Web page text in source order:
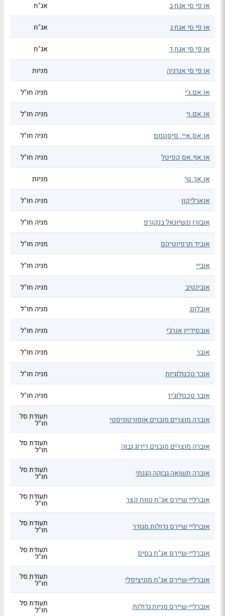
או פי סי אגח ב אג"ח
או פי סי אגח ג אג"ח
או פי סי אגח ד אג"ח
או פי סי אנרגיה מניות
או.אם.ג'י מניה חו"ל
או.אם.וי מניה חו"ל
או.אס.איי. סיסטמס מניה חו"ל
או.אף.אס קפיטל מניה חו"ל
או.אר.טי מניות
אוארליקון מניה חו"ל
אובורן ננשיונאל בנקורפ מניה חו"ל
אוביד תרפיוטיקס מניה חו"ל
אוביי מניה חו"ל
אובינטיב מניה חו"ל
אובלונג מניה חו"ל
אובסידיין אנרג'י מניה חו"ל
אובר מניה חו"ל
אובר טכנולוגיות מניה חו"ל
אובר טכנולוג'יז מניה חו"ל
אוברה מוצרים מובנים אופורטוניסטי תעודת סל
חו"ל
אוברה מוצרים מובנים דירוג גבוה תעודת סל
חו"ל
אוברה תשואה גבוהה הגנתי תעודת סל
חו"ל
אוברליי שיירס אג"ח טווח קצר תעודת סל
חו"ל
אוברליי שיירס גדולות מגודר תעודת סל
חו"ל
אוברליי-שיירס אג"ח בסיס תעודת סל
חו"ל
אוברליי-שיירס אג"ח מוניציפלי תעודת סל
חו"ל
אוברליי-שיירס מניות גדולות תעודת סל
חו"ל